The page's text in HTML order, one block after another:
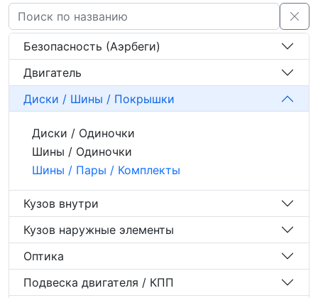
Безопасность (Аэрбеги)
Двигатель
Диски / Шины / Покрышки
Диски / Одиночки
Шины / Одиночки
Шины / Пары / Комплекты
Кузов внутри
Кузов наружные элементы
Оптика
Подвеска двигателя / КПП